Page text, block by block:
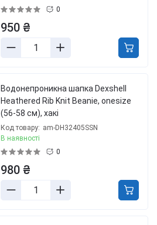
0
950 ₴
Водонепроникна шапка Dexshell
Heathered Rib Knit Beanie, onesize
(56-58 см), хакі
Код товару: am-DH32405SSN
В наявності
0
980 ₴